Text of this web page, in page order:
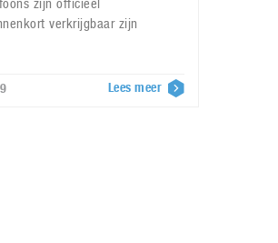
zijn officieel
verkrijgbaar zijn
Lees meer